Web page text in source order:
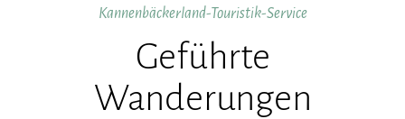
Kannenbäckerland-Touristik-Service
Geführte
Wanderungen